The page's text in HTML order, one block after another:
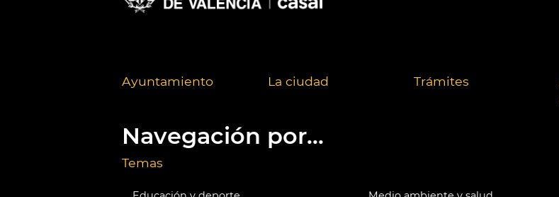
Ayuntamiento La ciudad Trámites
Navegación por...
Temas